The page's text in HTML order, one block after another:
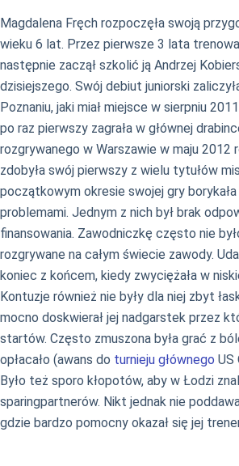
Magdalena Fręch rozpoczęła swoją
wieku 6 lat. Przez pierwsze 3 lata
następnie zaczął szkolić ją Andrzej
dzisiejszego. Swój debiut juniorski
Poznaniu, jaki miał miejsce w sierpniu
po raz pierwszy zagrała w głównej
rozgrywanego w Warszawie w maju 2012
zdobyła swój pierwszy z wielu tytułów
początkowym okresie swojej gry
problemami. Jednym z nich był brak
finansowania. Zawodniczkę często nie
rozgrywane na całym świecie zawody.
koniec z końcem, kiedy zwyciężała w
Kontuzje również nie były dla niej zbyt
mocno doskwierał jej nadgarstek przez
startów. Często zmuszona była grać z
opłacało (awans do turnieju głównego US
Było też sporo kłopotów, aby w Łodzi
sparingpartnerów. Nikt jednak nie
gdzie bardzo pomocny okazał się jej